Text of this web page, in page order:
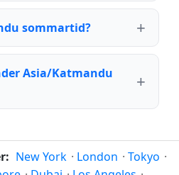
sommartid?
Asia/Katmandu
New York · London · Tokyo ·